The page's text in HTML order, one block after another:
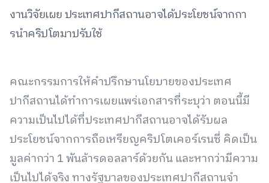
งานวิจัยเผย ประเทศปากีสถานอาจได้ประโยชน์จากกา
รนำคริปโตมาปรับใช้
คณะกรรมการให้คำปรึกษานโยบายของประเทศ
ปากีสถานได้ทำการเผยแพร่เอกสารที่ระบุว่า ตอนนี้มี
ความเป็นไปได้ที่ประเทศปากีสถานอาจได้รับผล
ประโยชน์จากการถือเหรียญคริปโตเคอร์เรนซี่ คิดเป็น
มูลค่ากว่า 1 พันล้ารดอลลาร์ด้วยกัน และหากว่ามีความ
เป็นไปได้จริง ทางรัฐบาลของประเทศปากีสถานจำ